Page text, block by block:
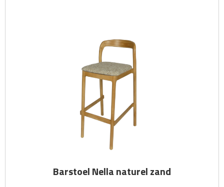
Barstoel Nella naturel zand